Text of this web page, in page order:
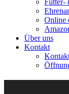
Futter-
Online
Über uns
Kontakt